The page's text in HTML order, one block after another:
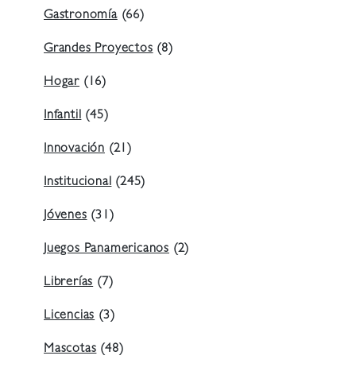
Gastronomía(66)
Grandes Proyectos(8)
Hogar (16)
Infantil(45)
Innovación (21)
Institucional(245)
Jóvenes(31)
Juegos Panamericanos (2)
Librerías(7)
Licencias(3)
Mascotas(48)